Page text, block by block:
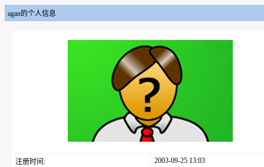
agan的个人信息
注册时间:
2003-09-25 13:03